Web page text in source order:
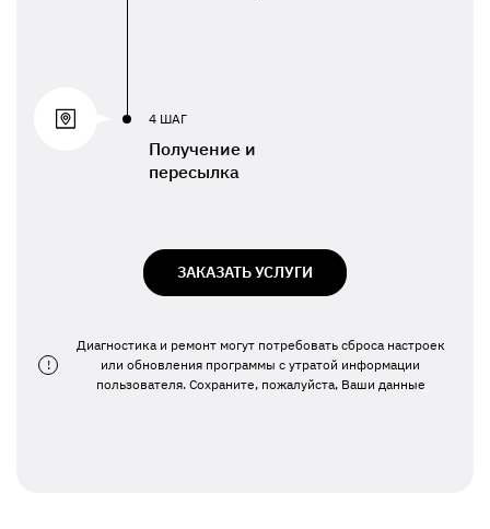
4 ШАГ
Получение и
пересылка
ЗАКАЗАТЬ УСЛУГИ
!
Диагностика и ремонт могут потребовать сброса настроек
или обновления программы с утратой информации
пользователя. Сохраните, пожалуйста, Ваши данные